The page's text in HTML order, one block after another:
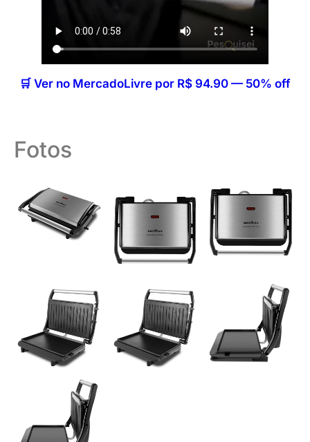
🛒 Ver no MercadoLivre por R$ 94.90 — 50% off
Fotos